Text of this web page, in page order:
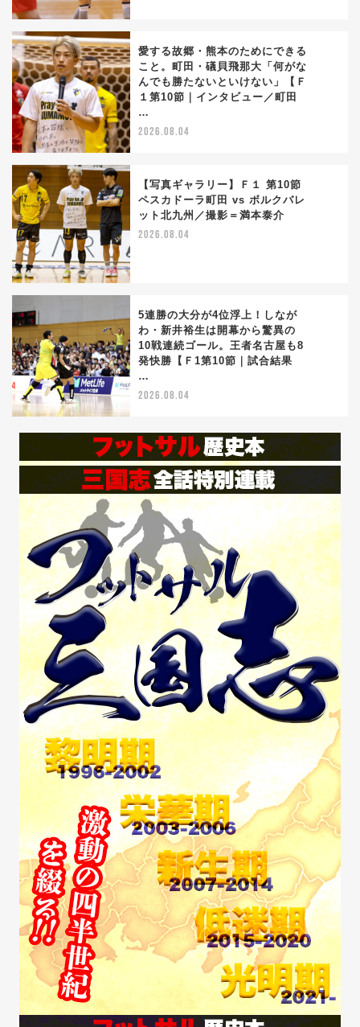
愛する故郷・熊本のためにできる
こと。町田・礒貝飛那大「何がな
んでも勝たないといけない」【Ｆ
１第10節｜インタビュー／町田
…
2026.08.04
【写真ギャラリー】Ｆ１ 第10節
ペスカドーラ町田 vs ボルクバレ
ット北九州／撮影＝満本泰介
2026.08.04
5連勝の大分が4位浮上！しなが
わ・新井裕生は開幕から驚異の
10戦連続ゴール。王者名古屋も8
発快勝【Ｆ1第10節｜試合結果
…
2026.08.04